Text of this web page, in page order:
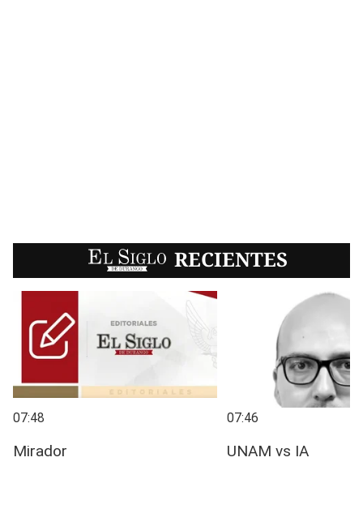
EL SIGLO RECIENTES